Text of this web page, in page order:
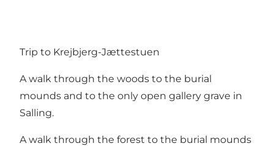
Trip to Krejbjerg-Jættestuen
A walk through the woods to the burial
mounds and to the only open gallery grave in
Salling.
A walk through the forest to the burial mounds